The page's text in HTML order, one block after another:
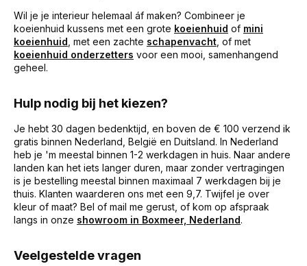
Wil je je interieur helemaal áf maken? Combineer je
koeienhuid kussens met een grote koeienhuid of mini
koeienhuid , met een zachte schapenvacht , of met
koeienhuid onderzetters voor een mooi, samenhangend
geheel.
Hulp nodig bij het kiezen?
Je hebt 30 dagen bedenktijd, en boven de € 100 verzend ik
gratis binnen Nederland, België en Duitsland. In Nederland
heb je 'm meestal binnen 1-2 werkdagen in huis. Naar andere
landen kan het iets langer duren, maar zonder vertragingen
is je bestelling meestal binnen maximaal 7 werkdagen bij je
thuis. Klanten waarderen ons met een 9,7. Twijfel je over
kleur of maat? Bel of mail me gerust, of kom op afspraak
langs in onze showroom in Boxmeer, Nederland.
Veelgestelde vragen